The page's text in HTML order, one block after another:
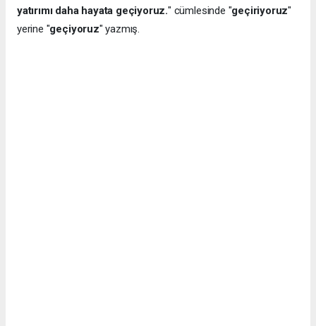
yatırımı daha hayata geçiyoruz." cümlesinde "geçiriyoruz"
yerine "geçiyoruz" yazmış.